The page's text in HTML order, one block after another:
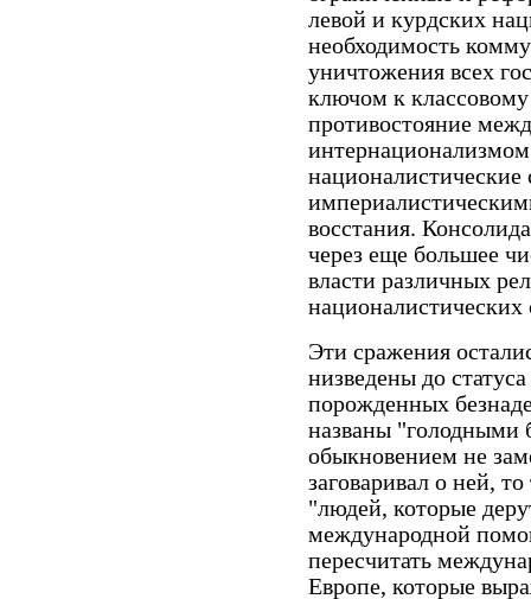
левой и курдских
необходимость
уничтожения всех
ключом к
противостояние
восстания.
через еще большее
власти различных
националистических
Эти сражения
низведены до
порожденных
названы "голодными
обыкновением не
заговаривал о ней,
"людей, которые
международной
пересчитать
Европе, которые